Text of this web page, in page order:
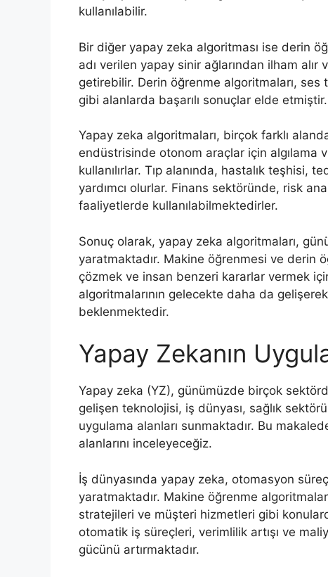
kullanılabilir.
Bir diğer yapay zeka algoritması ise derin
adı verilen yapay sinir ağlarından ilham
getirebilir. Derin öğrenme algoritmaları, ses
gibi alanlarda başarılı sonuçlar elde etmiştir.
Yapay zeka algoritmaları, birçok farklı
endüstrisinde otonom araçlar için algılama
kullanılırlar. Tıp alanında, hastalık teşhisi,
yardımcı olurlar. Finans sektöründe, risk
faaliyetlerde kullanılabilmektedirler.
Sonuç olarak, yapay zeka algoritmaları,
yaratmaktadır. Makine öğrenmesi ve derin
çözmek ve insan benzeri kararlar vermek
algoritmalarının gelecekte daha da
beklenmektedir.
Yapay Zekanın
Yapay zeka (YZ), günümüzde birçok
gelişen teknolojisi, iş dünyası, sağlık
uygulama alanları sunmaktadır. Bu
alanlarını inceleyeceğiz.
İş dünyasında yapay zeka, otomasyon
yaratmaktadır. Makine öğrenme
stratejileri ve müşteri hizmetleri gibi
otomatik iş süreçleri, verimlilik artışı ve
gücünü artırmaktadır.